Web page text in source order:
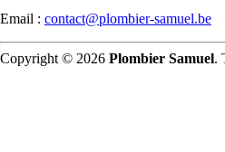
Email : contact@plombier-samuel.be
Copyright © 2026 Plombier Samuel.